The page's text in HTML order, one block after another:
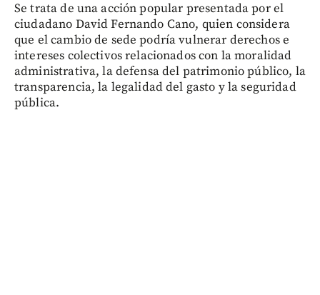
Se trata de una acción popular presentada por el
ciudadano David Fernando Cano, quien considera
que el cambio de sede podría vulnerar derechos e
intereses colectivos relacionados con la moralidad
administrativa, la defensa del patrimonio público, la
transparencia, la legalidad del gasto y la seguridad
pública.